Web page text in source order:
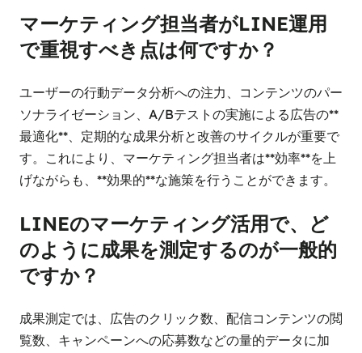
マーケティング担当者がLINE運用
で重視すべき点は何ですか？
ユーザーの行動データ分析への注力、コンテンツのパー
ソナライゼーション、A/Bテストの実施による広告の**
最適化**、定期的な成果分析と改善のサイクルが重要で
す。これにより、マーケティング担当者は**効率**を上
げながらも、**効果的**な施策を行うことができます。
LINEのマーケティング活用で、ど
のように成果を測定するのが一般的
ですか？
成果測定では、広告のクリック数、配信コンテンツの閲
覧数、キャンペーンへの応募数などの量的データに加